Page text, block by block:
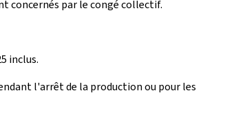
concernés par le congé collectif.
inclus.
l'arrêt de la production ou pour les